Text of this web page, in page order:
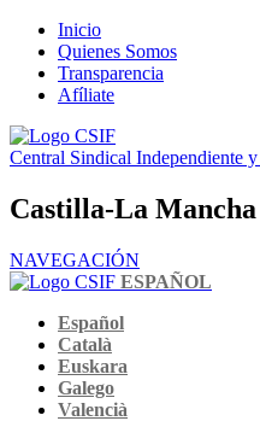
Inicio
Quienes Somos
Transparencia
Afíliate
Central Sindical Independiente
Castilla-La Mancha
NAVEGACIÓN
ESPAÑOL
Español
Català
Euskara
Galego
Valencià